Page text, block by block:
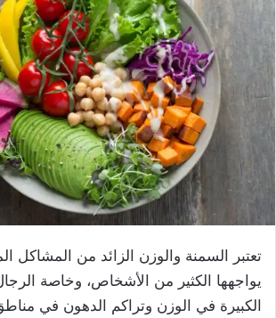
تعتبر السمنة والوزن الزائد من المشاكل
يواجهها الكثير من الأشخاص، وخاصة
الكبيرة في الوزن وتراكم الدهون في